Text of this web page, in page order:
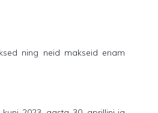
ning neid makseid enam